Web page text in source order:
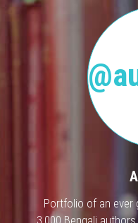
Portfolio of an ever
3,000 Bengali